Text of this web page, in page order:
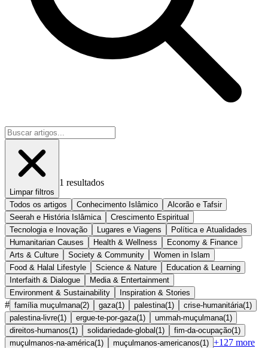
Limpar filtros
1 resultados
Todos os artigos Conhecimento Islâmico
Alcorão e Tafsir
Seerah e História Islâmica
Crescimento Espiritual
Tecnologia e Inovação
Lugares e Viagens
Política e Atualidades
Humanitarian Causes
Health & Wellness
Economy & Finance
Arts & Culture
Society & Community
Women in Islam
Food & Halal Lifestyle
Science & Nature
Education & Learning
Interfaith & Dialogue
Media & Entertainment
Environment & Sustainability
Inspiration & Stories
# família muçulmana(2) gaza(1 ) palestina(1 ) crise-humanitária(1 )
palestina-livre(1 ) ergue-te-por-gaza(1 ) ummah-muçulmana(1 )
direitos-humanos(1 ) solidariedade-global (1 ) fim-da-ocupação(1 )
muçulmanos-na-américa(1 ) muçulmanos-americanos(1 ) +127 more